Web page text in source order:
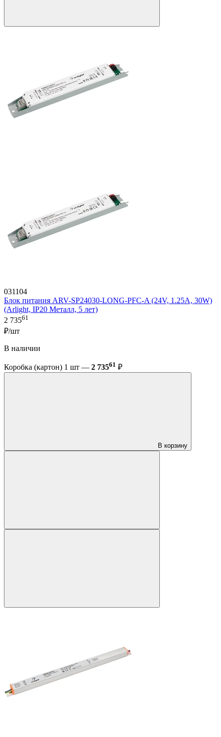
031104
Блок питания ARV-SP24030-LONG-PFC-A (24V, 1.25A, 30W)
(Arlight, IP20 Металл, 5 лет)
2 73561
₽/шт
В наличии
Коробка (картон) 1 шт — 2 73561 ₽
В корзину